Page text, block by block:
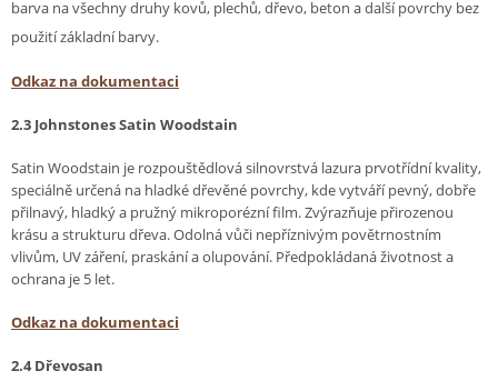
barva na všechny druhy kovů, plechů, dřevo, beton a další povrchy bez
použití základní barvy.
Odkaz na dokumentaci
2.3 Johnstones Satin Woodstain
Satin Woodstain je rozpouštědlová silnovrstvá lazura prvotřídní kvality,
speciálně určená na hladké dřevěné povrchy, kde vytváří pevný, dobře
přilnavý, hladký a pružný mikroporézní film. Zvýrazňuje přirozenou
krásu a strukturu dřeva. Odolná vůči nepříznivým povětrnostním
vlivům, UV záření, praskání a olupování. Předpokládaná životnost a
ochrana je 5 let.
Odkaz na dokumentaci
2.4 Dřevosan